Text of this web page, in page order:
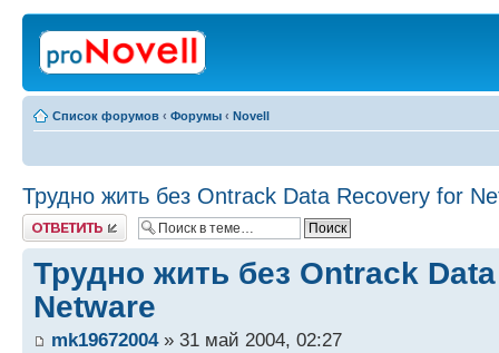
Список форумов ‹ Форумы ‹ Novell
Трудно жить без Ontrack Data Recovery for
Ответить
Трудно жить без Ontrack
Netware
mk19672004» 31 май 2004, 02:27